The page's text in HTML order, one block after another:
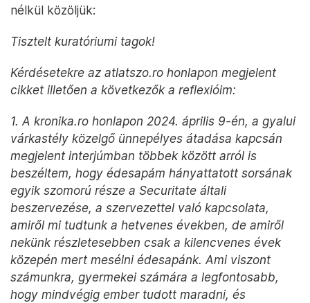
nélkül közöljük:
Tisztelt kuratóriumi tagok!
Kérdésetekre az atlatszo.ro honlapon megjelent
cikket illetően a következők a reflexióim:
1. A kronika.ro honlapon 2024. április 9-én, a gyalui
várkastély közelgő ünnepélyes átadása kapcsán
megjelent interjúmban többek között arról is
beszéltem, hogy édesapám hányattatott sorsának
egyik szomorú része a Securitate általi
beszervezése, a szervezettel való kapcsolata,
amiről mi tudtunk a hetvenes években, de amiről
nekünk részletesebben csak a kilencvenes évek
közepén mert mesélni édesapánk. Ami viszont
számunkra, gyermekei számára a legfontosabb,
hogy mindvégig ember tudott maradni, és